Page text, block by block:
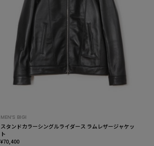
MEN’S BIGI
スタンドカラーシングルライダース ラムレザージャケッ
ト
¥70,400